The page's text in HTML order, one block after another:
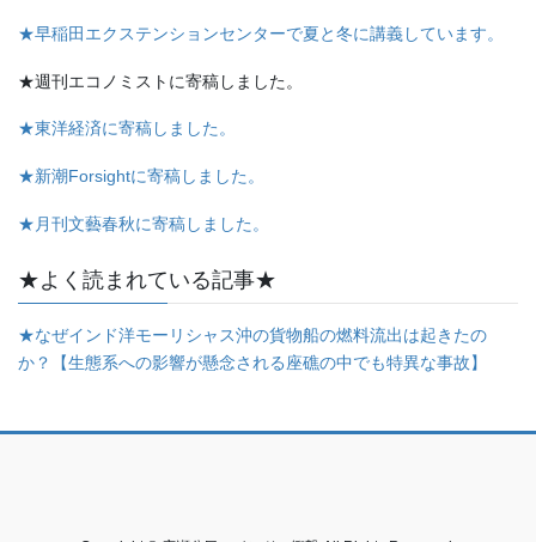
★早稲田エクステンションセンターで夏と冬に講義しています。
★週刊エコノミストに寄稿しました。
★東洋経済に寄稿しました。
★新潮Forsightに寄稿しました。
★月刊文藝春秋に寄稿しました。
★よく読まれている記事★
★なぜインド洋モーリシャス沖の貨物船の燃料流出は起きたの
か？【生態系への影響が懸念される座礁の中でも特異な事故】